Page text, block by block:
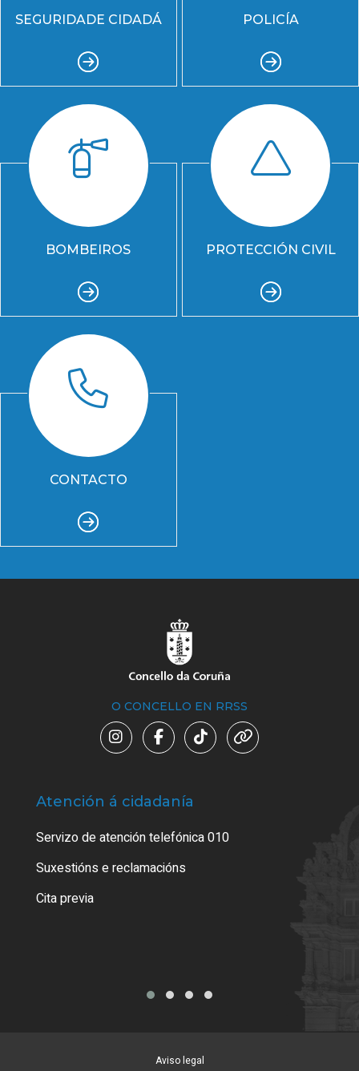
SEGURIDADE CIDADÁ POLICÍA
BOMBEIROS PROTECCIÓN CIVIL
CONTACTO
O CONCELLO EN RRSS
Atención á cidadanía
Servizo de atención telefónica 010
Suxestións e reclamacións
Cita previa
Aviso legal